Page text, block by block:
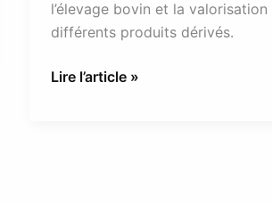
l’élevage bovin et la valorisation
différents produits dérivés.
Lire l’article »